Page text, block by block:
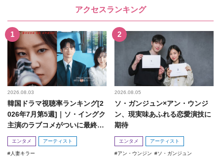
アクセスランキング
2026.08.03
韓国ドラマ視聴率ランキング[2
026年7月第5週]｜ソ・イングク
主演のラブコメがついに最終
回！
エンタメ アーティスト
人妻キラー
2026.08.05
ソ・ガンジュン×アン・ウンジ
ン、現実味あふれる恋愛演技に
期待
エンタメ アーティスト
アン・ウンジン
ソ・ガンジュン